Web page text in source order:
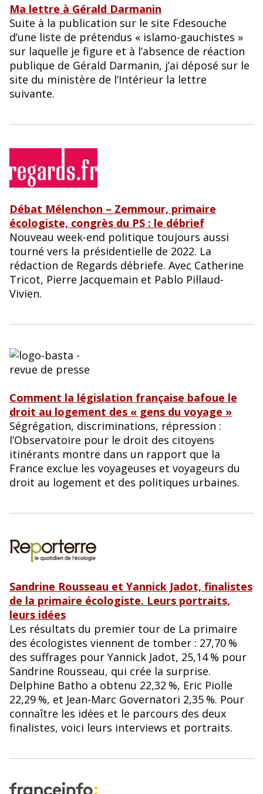
Ma lettre à Gérald Darmanin
Suite à la publication sur le site Fdesouche
d’une liste de prétendus « islamo-gauchistes »
sur laquelle je figure et à l’absence de réaction
publique de Gérald Darmanin, j’ai déposé sur le
site du ministère de l’Intérieur la lettre
suivante.
Débat Mélenchon – Zemmour, primaire
écologiste, congrès du PS : le débrief
Nouveau week-end politique toujours aussi
tourné vers la présidentielle de 2022. La
rédaction de Regards débriefe. Avec Catherine
Tricot, Pierre Jacquemain et Pablo Pillaud-
Vivien.
Comment la législation française bafoue le
droit au logement des « gens du voyage »
Ségrégation, discriminations, répression :
l’Observatoire pour le droit des citoyens
itinérants montre dans un rapport que la
France exclue les voyageuses et voyageurs du
droit au logement et des politiques urbaines.
Sandrine Rousseau et Yannick Jadot, finalistes
de la primaire écologiste. Leurs portraits,
leurs idées
Les résultats du premier tour de La primaire
des écologistes viennent de tomber : 27,70 %
des suffrages pour Yannick Jadot, 25,14 % pour
Sandrine Rousseau, qui crée la surprise.
Delphine Batho a obtenu 22,32 %, Eric Piolle
22,29 %, et Jean-Marc Governatori 2,35 %. Pour
connaître les idées et le parcours des deux
finalistes, voici leurs interviews et portraits.